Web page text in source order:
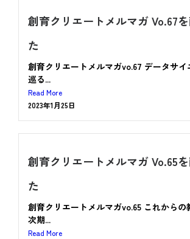
創育クリエートメルマガ Vo.67
た
創育クリエートメルマガvo.67 データサイ
巡る...
Read More
2023年1月25日
創育クリエートメルマガ Vo.65
た
創育クリエートメルマガvo.65 これからの
次期...
Read More